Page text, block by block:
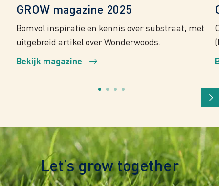
GROW magazine 2025
Bomvol inspiratie en kennis over substraat, met
uitgebreid artikel over Wonderwoods.
Bekijk magazine
Let’s grow together